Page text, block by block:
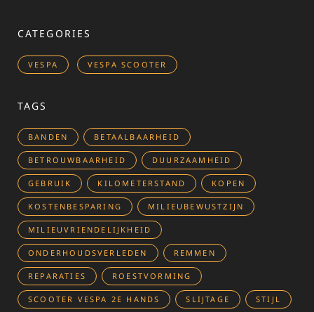
CATEGORIES
VESPA VESPA SCOOTER
TAGS
BANDEN BETAALBAARHEID
BETROUWBAARHEID DUURZAAMHEID
GEBRUIK KILOMETERSTAND KOPEN
KOSTENBESPARING MILIEUBEWUSTZIJN
MILIEUVRIENDELIJKHEID
ONDERHOUDSVERLEDEN REMMEN
REPARATIES ROESTVORMING
SCOOTER VESPA 2E HANDS SLIJTAGE STIJL